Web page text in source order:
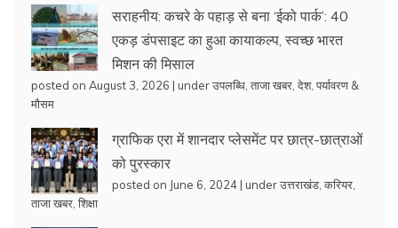
सराहनीय: कचरे के पहाड़ से बना ‘ईको पार्क’: 40
एकड़ डंपसाइट का हुआ कायाकल्प, स्वच्छ भारत
मिशन की मिसाल
posted on August 3, 2026 | underउपलब्धि ताजा खबर देश, पर्यावरण &
मौसम
ग्राफिक एरा में शानदार प्लेसमेंट पर छात्र-छात्राओं
को पुरस्कार
posted on June 6, 2024 | underउत्तराखंड करियर
ताजा खबर शिक्षा